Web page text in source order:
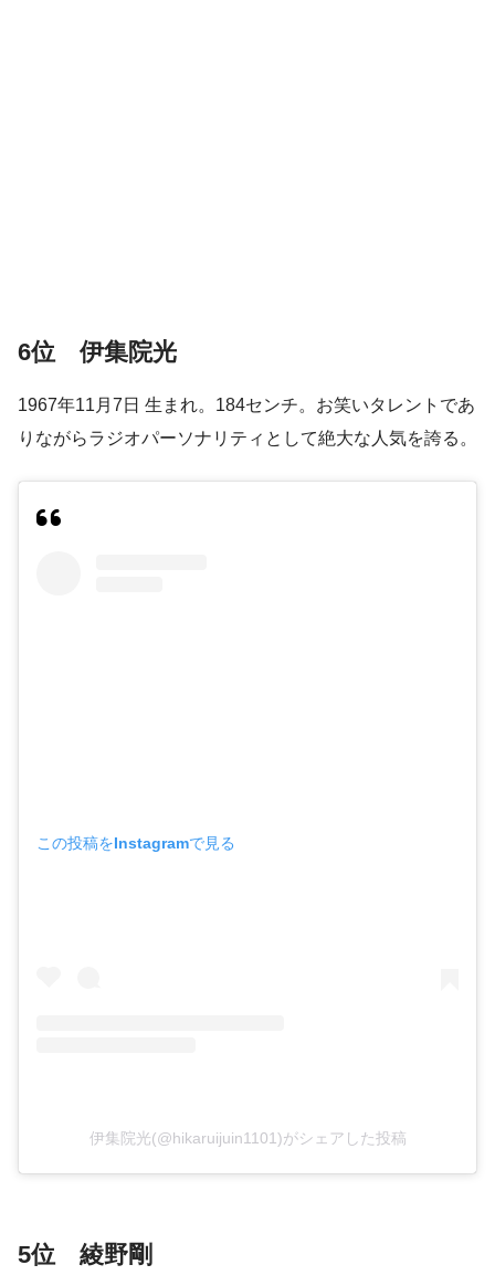
6位 伊集院光
1967年11月7日 生まれ。184センチ。お笑いタレントであ
りながらラジオパーソナリティとして絶大な人気を誇る。
この投稿をInstagramで見る
伊集院光(@hikaruijuin1101)がシェアした投稿
5位 綾野剛